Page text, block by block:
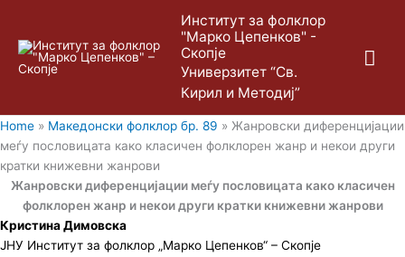
content
Институт за фолклор
"Марко Цепенков" -
Скопје
Универзитет “Св.
Кирил и Методиј”
Home » Македонски фолклор бр. 89 » Жанровски диференцијации
меѓу пословицата како класичен фолклорен жанр и некои други
кратки книжевни жанрови
Жанровски диференцијации меѓу пословицата како класичен
фолклорен жанр и некои други кратки книжевни жанрови
Кристина Димовска
ЈНУ Институт за фолклор „Марко Цепенков“ – Скопје